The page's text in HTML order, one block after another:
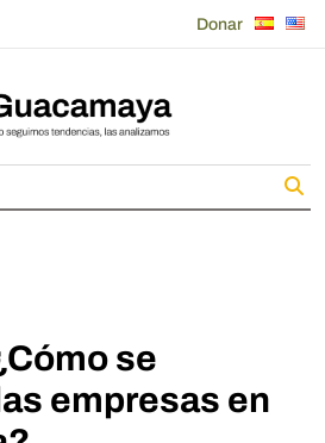
Donar
se
empresas en